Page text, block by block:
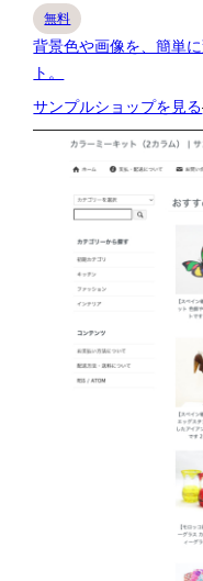
無料
背景色や画像を、簡単
ト。
サンプルショップを見る